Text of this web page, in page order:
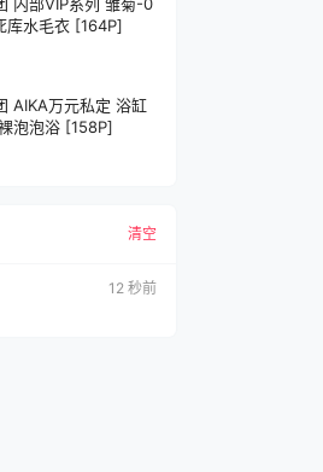
库水毛衣 [164P]
AIKA万元私定 浴缸
泡泡浴 [158P]
清空
14 秒前